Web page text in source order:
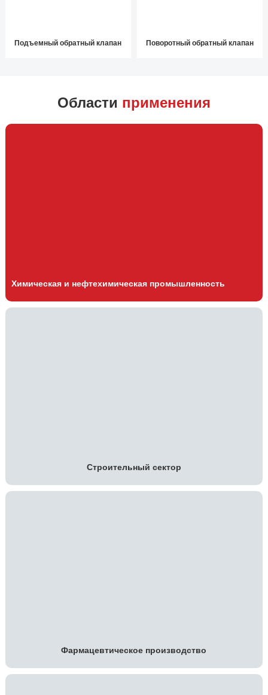
Подъемный обратный клапан Поворотный обратный клапан
Области применения
Химическая и нефтехимическая промышленность
Строительный сектор
Фармацевтическое производство